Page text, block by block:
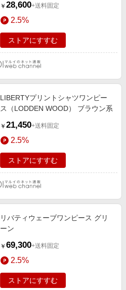
￥ 28,600+送料固定
2.5%
ストアにすすむ
LIBERTYプリントシャツワンピー
ス（LODDEN WOOD） ブラウン系
￥ 21,450+送料固定
2.5%
ストアにすすむ
リバティウェーブワンピース グリ
ーン
￥ 69,300+送料固定
2.5%
ストアにすすむ